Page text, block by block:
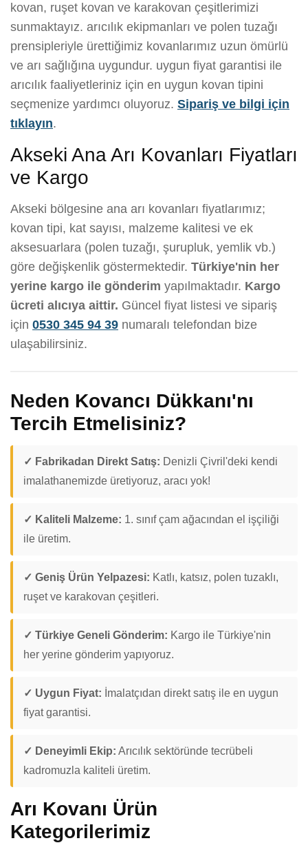
kovan, ruşet kovan ve karakovan çeşitlerimizi
sunmaktayız. arıcılık ekipmanları ve polen tuzağı
prensipleriyle ürettiğimiz kovanlarımız uzun ömürlü
ve arı sağlığına uygundur. uygun fiyat garantisi ile
arıcılık faaliyetleriniz için en uygun kovan tipini
seçmenize yardımcı oluyoruz. Sipariş ve bilgi için
tıklayın.
Akseki Ana Arı Kovanları Fiyatları
ve Kargo
Akseki bölgesine ana arı kovanları fiyatlarımız;
kovan tipi, kat sayısı, malzeme kalitesi ve ek
aksesuarlara (polen tuzağı, şurupluk, yemlik vb.)
göre değişkenlik göstermektedir. Türkiye'nin her
yerine kargo ile gönderim yapılmaktadır. Kargo
ücreti alıcıya aittir. Güncel fiyat listesi ve sipariş
için 0530 345 94 39 numaralı telefondan bize
ulaşabilirsiniz.
Neden Kovancı Dükkanı'nı
Tercih Etmelisiniz?
✓ Fabrikadan Direkt Satış: Denizli Çivril'deki kendi
imalathanemizde üretiyoruz, aracı yok!
✓ Kaliteli Malzeme: 1. sınıf çam ağacından el işçiliği
ile üretim.
✓ Geniş Ürün Yelpazesi: Katlı, katsız, polen tuzaklı,
ruşet ve karakovan çeşitleri.
✓ Türkiye Geneli Gönderim: Kargo ile Türkiye'nin
her yerine gönderim yapıyoruz.
✓ Uygun Fiyat: İmalatçıdan direkt satış ile en uygun
fiyat garantisi.
✓ Deneyimli Ekip: Arıcılık sektöründe tecrübeli
kadromuzla kaliteli üretim.
Arı Kovanı Ürün
Kategorilerimiz